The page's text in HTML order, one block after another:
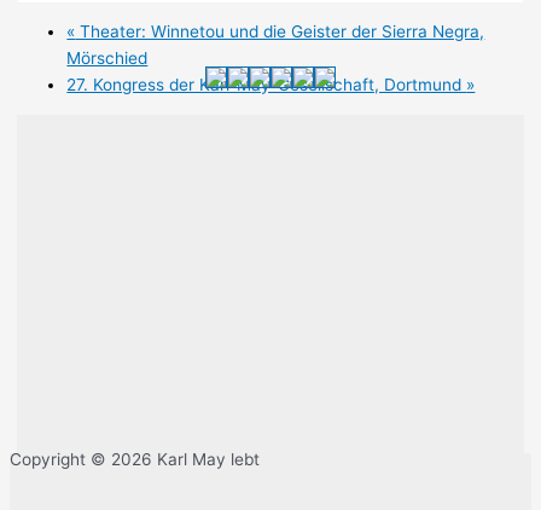
« Theater: Winnetou und die Geister der Sierra Negra,
Mörschied
27. Kongress der Karl-May-Gesellschaft, Dortmund »
Copyright © 2026 Karl May lebt